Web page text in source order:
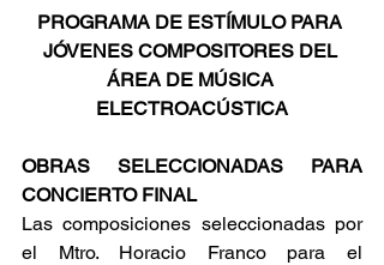
PROGRAMA DE ESTÍMULO PARA
JÓVENES COMPOSITORES DEL
ÁREA DE MÚSICA
ELECTROACÚSTICA
OBRAS SELECCIONADAS PARA
CONCIERTO FINAL
Las composiciones seleccionadas por
el Mtro. Horacio Franco para el